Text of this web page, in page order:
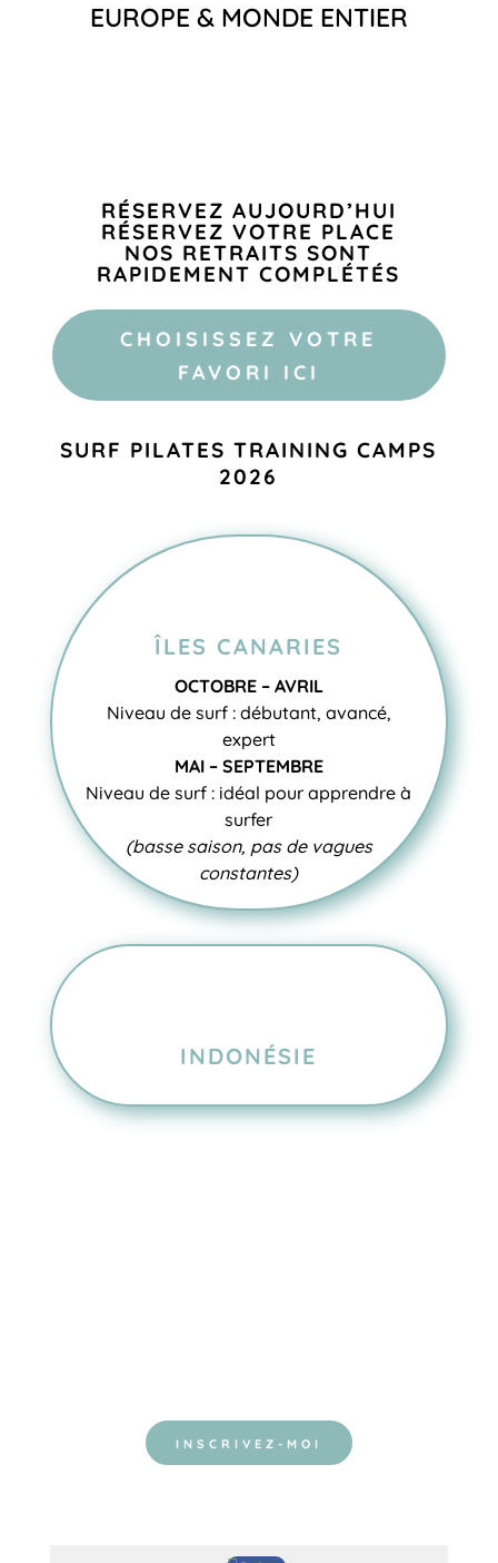
EUROPE & MONDE ENTIER
RÉSERVEZ AUJOURD’HUI
RÉSERVEZ VOTRE PLACE
NOS RETRAITS SONT
RAPIDEMENT COMPLÉTÉS
CHOISISSEZ VOTRE
FAVORI ICI
SURF PILATES TRAINING CAMPS
2026
ÎLES CANARIES
OCTOBRE – AVRIL
Niveau de surf : débutant, avancé,
expert
MAI – SEPTEMBRE
Niveau de surf : idéal pour apprendre à
surfer
(basse saison, pas de vagues
constantes)
INDONÉSIE
INSCRIVEZ-MOI